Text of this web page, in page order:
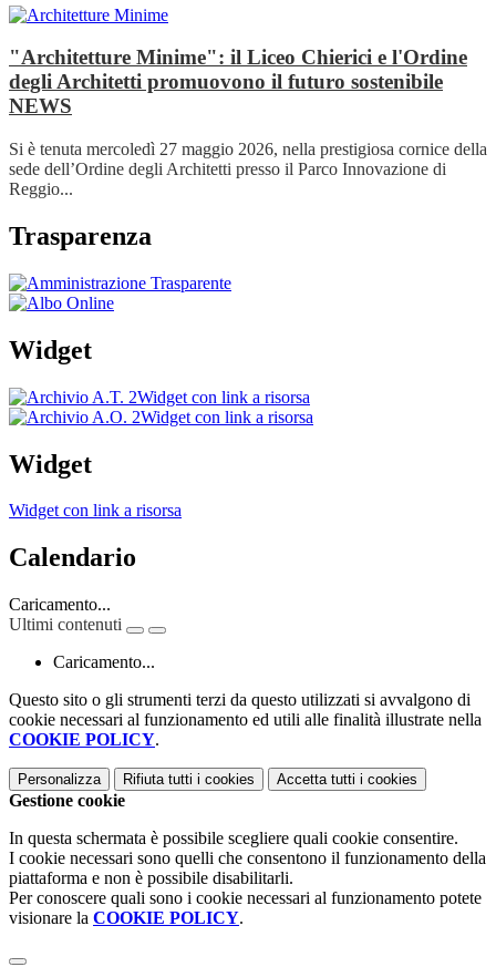
"Architetture Minime": il Liceo Chierici e l'Ordine
degli Architetti promuovono il futuro sostenibile
NEWS
Si è tenuta mercoledì 27 maggio 2026, nella prestigiosa cornice della
sede dell’Ordine degli Architetti presso il Parco Innovazione di
Reggio...
Trasparenza
Widget
Widget con link a risorsa
Widget con link a risorsa
Widget
Widget con link a risorsa
Calendario
Caricamento...
Ultimi contenuti
Caricamento...
Questo sito o gli strumenti terzi da questo utilizzati si avvalgono di
cookie necessari al funzionamento ed utili alle finalità illustrate nella
COOKIE POLICY.
Personalizza Rifiuta tutti i cookies Accetta tutti i cookies
Gestione cookie
In questa schermata è possibile scegliere quali cookie consentire.
I cookie necessari sono quelli che consentono il funzionamento della
piattaforma e non è possibile disabilitarli.
Per conoscere quali sono i cookie necessari al funzionamento potete
visionare la COOKIE POLICY.